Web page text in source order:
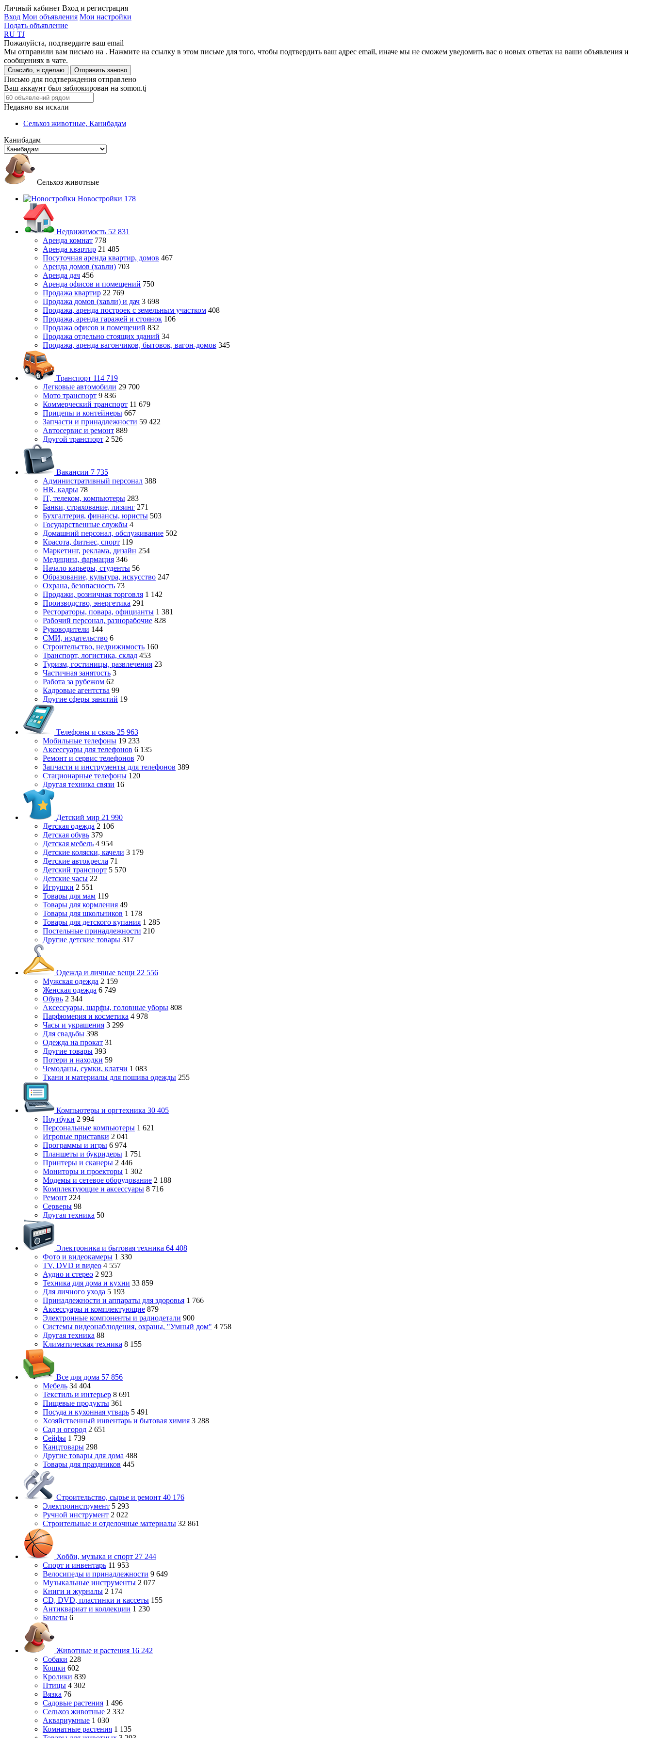
Личный кабинет Вход и регистрация
Вход Мои объявления Мои настройки
Подать объявление
RU TJ
Пожалуйста, подтвердите ваш email
Мы отправили вам письмо на . Нажмите на ссылку в этом письме для того, чтобы подтвердить ваш адрес email, иначе мы не сможем уведомить вас о новых ответах на ваши объявления и
сообщениях в чате.
Спасибо, я сделаю Отправить заново
Письмо для подтверждения отправлено
Ваш аккаунт был заблокирован на somon.tj
Недавно вы искали
Сельхоз животные, Канибадам
Канибадам
Сельхоз животные
Новостройки 178
Недвижимость 52 831
Аренда комнат 778
Аренда квартир 21 485
Посуточная аренда квартир, домов 467
Аренда домов (хавли) 703
Аренда дач 456
Аренда офисов и помещений 750
Продажа квартир 22 769
Продажа домов (хавли) и дач 3 698
Продажа, аренда построек с земельным участком 408
Продажа, аренда гаражей и стоянок 106
Продажа офисов и помещений 832
Продажа отдельно стоящих зданий 34
Продажа, аренда вагончиков, бытовок, вагон-домов 345
Транспорт 114 719
Легковые автомобили 29 700
Мото транспорт 9 836
Коммерческий транспорт 11 679
Прицепы и контейнеры 667
Запчасти и принадлежности 59 422
Автосервис и ремонт 889
Другой транспорт 2 526
Вакансии 7 735
Административный персонал 388
HR, кадры 78
IT, телеком, компьютеры 283
Банки, страхование, лизинг 271
Бухгалтерия, финансы, юристы 503
Государственные службы 4
Домашний персонал, обслуживание 502
Красота, фитнес, спорт 119
Маркетинг, реклама, дизайн 254
Медицина, фармация 346
Начало карьеры, студенты 56
Образование, культура, искусство 247
Охрана, безопасность 73
Продажи, розничная торговля 1 142
Производство, энергетика 291
Рестораторы, повара, официанты 1 381
Рабочий персонал, разнорабочие 828
Руководители 144
СМИ, издательство 6
Строительство, недвижимость 160
Транспорт, логистика, склад 453
Туризм, гостиницы, развлечения 23
Частичная занятость 3
Работа за рубежом 62
Кадровые агентства 99
Другие сферы занятий 19
Телефоны и связь 25 963
Мобильные телефоны 19 233
Аксессуары для телефонов 6 135
Ремонт и сервис телефонов 70
Запчасти и инструменты для телефонов 389
Стационарные телефоны 120
Другая техника связи 16
Детский мир 21 990
Детская одежда 2 106
Детская обувь 379
Детская мебель 4 954
Детские коляски, качели 3 179
Детские автокресла 71
Детский транспорт 5 570
Детские часы 22
Игрушки 2 551
Товары для мам 119
Товары для кормления 49
Товары для школьников 1 178
Товары для детского купания 1 285
Постельные принадлежности 210
Другие детские товары 317
Одежда и личные вещи 22 556
Мужская одежда 2 159
Женская одежда 6 749
Обувь 2 344
Аксессуары, шарфы, головные уборы 808
Парфюмерия и косметика 4 978
Часы и украшения 3 299
Для свадьбы 398
Одежда на прокат 31
Другие товары 393
Потери и находки 59
Чемоданы, сумки, клатчи 1 083
Ткани и материалы для пошива одежды 255
Компьютеры и оргтехника 30 405
Ноутбуки 2 994
Персональные компьютеры 1 621
Игровые приставки 2 041
Программы и игры 6 974
Планшеты и букридеры 1 751
Принтеры и сканеры 2 446
Мониторы и проекторы 1 302
Модемы и сетевое оборудование 2 188
Комплектующие и аксессуары 8 716
Ремонт 224
Серверы 98
Другая техника 50
Электроника и бытовая техника 64 408
Фото и видеокамеры 1 330
TV, DVD и видео 4 557
Аудио и стерео 2 923
Техника для дома и кухни 33 859
Для личного ухода 5 193
Принадлежности и аппараты для здоровья 1 766
Аксессуары и комплектующие 879
Электронные компоненты и радиодетали 900
Системы видеонаблюдения, охраны, "Умный дом" 4 758
Другая техника 88
Климатическая техника 8 155
Все для дома 57 856
Мебель 34 404
Текстиль и интерьер 8 691
Пищевые продукты 361
Посуда и кухонная утварь 5 491
Хозяйственный инвентарь и бытовая химия 3 288
Сад и огород 2 651
Сейфы 1 739
Канцтовары 298
Другие товары для дома 488
Товары для праздников 445
Строительство, сырье и ремонт 40 176
Электроинструмент 5 293
Ручной инструмент 2 022
Строительные и отделочные материалы 32 861
Хобби, музыка и спорт 27 244
Спорт и инвентарь 11 953
Велосипеды и принадлежности 9 649
Музыкальные инструменты 2 077
Книги и журналы 2 174
CD, DVD, пластинки и кассеты 155
Антиквариат и коллекции 1 230
Билеты 6
Животные и растения 16 242
Собаки 228
Кошки 602
Кролики 839
Птицы 4 302
Вязка 76
Садовые растения 1 496
Сельхоз животные 2 332
Аквариумные 1 030
Комнатные растения 1 135